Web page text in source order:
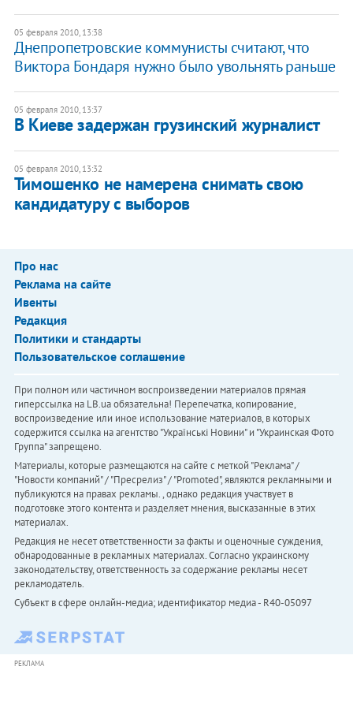
05 февраля 2010, 13:38
Днепропетровские коммунисты считают, что
Виктора Бондаря нужно было увольнять раньше
05 февраля 2010, 13:37
В Киеве задержан грузинский журналист
05 февраля 2010, 13:32
Тимошенко не намерена снимать свою
кандидатуру с выборов
Про нас
Реклама на сайте
Ивенты
Редакция
Политики и стандарты
Пользовательское соглашение
При полном или частичном воспроизведении материалов прямая
гиперссылка на LB.ua обязательна! Перепечатка, копирование,
воспроизведение или иное использование материалов, в которых
содержится ссылка на агентство "Українськi Новини" и "Украинская Фото
Группа" запрещено.
Материалы, которые размещаются на сайте с меткой "Реклама" /
"Новости компаний" / "Пресрелиз" / "Promoted", являются рекламными и
публикуются на правах рекламы. , однако редакция участвует в
подготовке этого контента и разделяет мнения, высказанные в этих
материалах.
Редакция не несет ответственности за факты и оценочные суждения,
обнародованные в рекламных материалах. Согласно украинскому
законодательству, ответственность за содержание рекламы несет
рекламодатель.
Субъект в сфере онлайн-медиа; идентификатор медиа - R40-05097
РЕКЛАМА